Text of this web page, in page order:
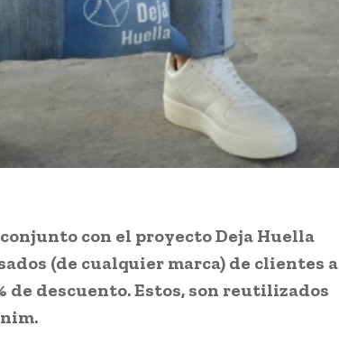
con el proyecto Deja Huella
(de cualquier marca) de clientes a
de descuento. Estos, son reutilizados